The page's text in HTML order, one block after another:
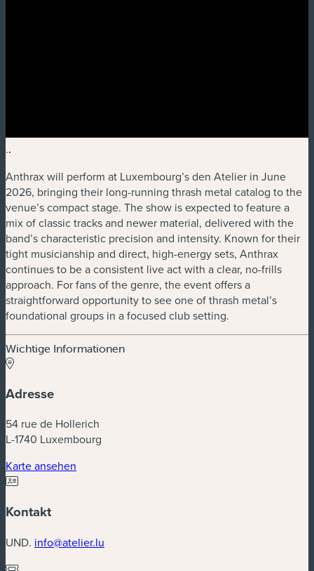
..
Anthrax will perform at Luxembourg’s den Atelier in June
2026, bringing their long-running thrash metal catalog to the
venue’s compact stage. The show is expected to feature a
mix of classic tracks and newer material, delivered with the
band’s characteristic precision and intensity. Known for their
tight musicianship and direct, high-energy sets, Anthrax
continues to be a consistent live act with a clear, no-frills
approach. For fans of the genre, the event offers a
straightforward opportunity to see one of thrash metal’s
foundational groups in a focused club setting.
Wichtige Informationen
Adresse
54 rue de Hollerich
L-1740 Luxembourg
Karte ansehen
Kontakt
UND. info@atelier.lu